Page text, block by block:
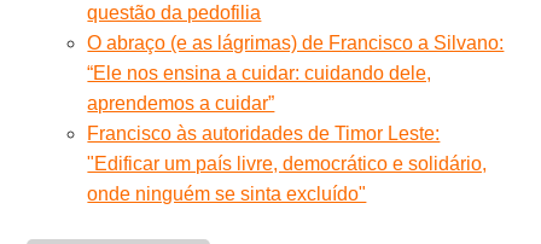
questão da pedofilia
O abraço (e as lágrimas) de Francisco a Silvano:
“Ele nos ensina a cuidar: cuidando dele,
aprendemos a cuidar”
Francisco às autoridades de Timor Leste:
"Edificar um país livre, democrático e solidário,
onde ninguém se sinta excluído"